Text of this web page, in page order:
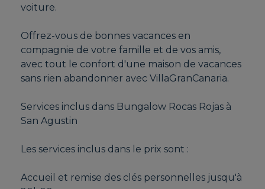
voiture.
Offrez-vous de bonnes vacances en
compagnie de votre famille et de vos amis,
avec tout le confort d'une maison de vacances
sans rien abandonner avec VillaGranCanaria.
Services inclus dans Bungalow Rocas Rojas à
San Agustin
Les services inclus dans le prix sont :
Accueil et remise des clés personnelles jusqu'à